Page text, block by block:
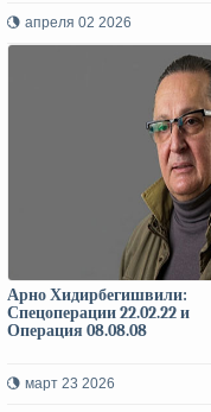
апреля 02 2026
Арно Хидирбегишвили:
Спецоперации 22.02.22 и
Операция 08.08.08
март 23 2026